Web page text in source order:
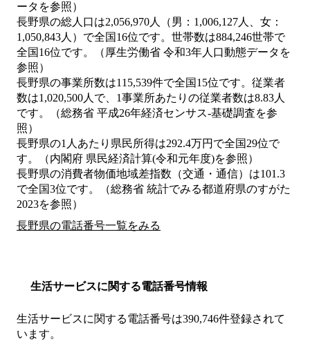
ータを参照）
長野県の総人口は2,056,970人（男：1,006,127人、女：
1,050,843人）で全国16位です。世帯数は884,246世帯で
全国16位です。（厚生労働省 令和3年人口動態データを
参照）
長野県の事業所数は115,539件で全国15位です。従業者
数は1,020,500人で、1事業所あたりの従業者数は8.83人
です。（総務省 平成26年経済センサス‐基礎調査を参
照）
長野県の1人あたり県民所得は292.4万円で全国29位で
す。（内閣府 県民経済計算(令和元年度)を参照）
長野県の消費者物価地域差指数（交通・通信）は101.3
で全国3位です。（総務省 統計でみる都道府県のすがた
2023を参照）
長野県の電話番号一覧をみる
生活サービスに関する電話番号情報
生活サービスに関する電話番号は390,746件登録されて
います。